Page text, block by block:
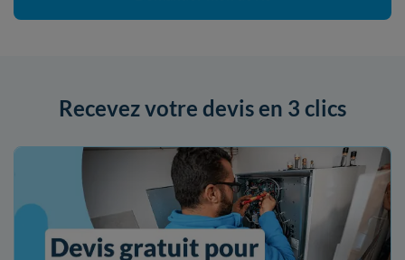
Recevez votre devis en 3 clics